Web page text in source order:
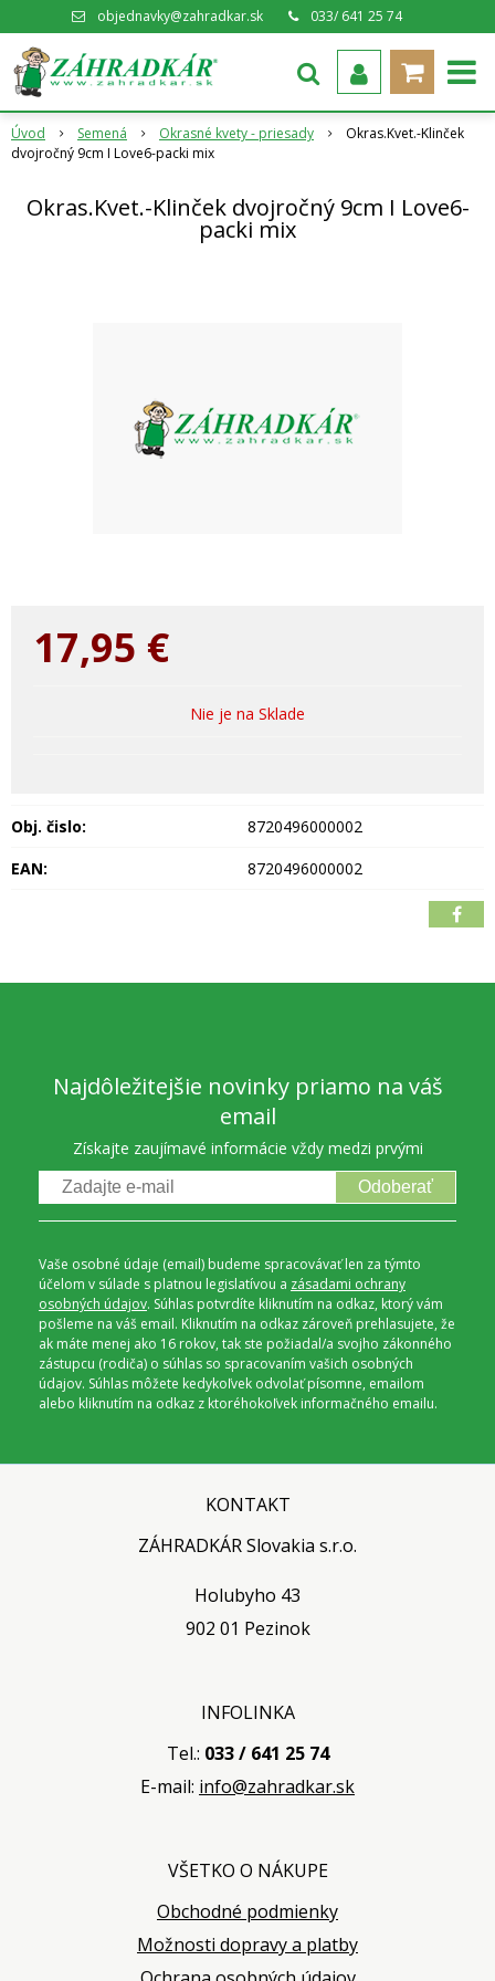
objednavky@zahradkar.sk 033/ 641 25 74
Úvod Semená Okrasné kvety - priesady
Okras.Kvet.-Klinček
dvojročný 9cm I Love6-packi mix
Okras.Kvet.-Klinček dvojročný 9cm I Love6-
packi mix
17,95 €
Nie je na Sklade
Obj. čislo:
8720496000002
EAN:
8720496000002
Najdôležitejšie novinky priamo na váš
email
Získajte zaujímavé informácie vždy medzi prvými
Odoberať
Vaše osobné údaje (email) budeme spracovávať len za týmto
účelom v súlade s platnou legislatívou a zásadami ochrany
osobných údajov. Súhlas potvrdíte kliknutím na odkaz, ktorý vám
pošleme na váš email. Kliknutím na odkaz zároveň prehlasujete, že
ak máte menej ako 16 rokov, tak ste požiadal/a svojho zákonného
zástupcu (rodiča) o súhlas so spracovaním vašich osobných
údajov. Súhlas môžete kedykoľvek odvolať písomne, emailom
alebo kliknutím na odkaz z ktoréhokoľvek informačného emailu.
KONTAKT
ZÁHRADKÁR Slovakia s.r.o.
Holubyho 43
902 01 Pezinok
INFOLINKA
Tel.: 033 / 641 25 74
E-mail: info@zahradkar.sk
VŠETKO O NÁKUPE
Obchodné podmienky
Možnosti dopravy a platby